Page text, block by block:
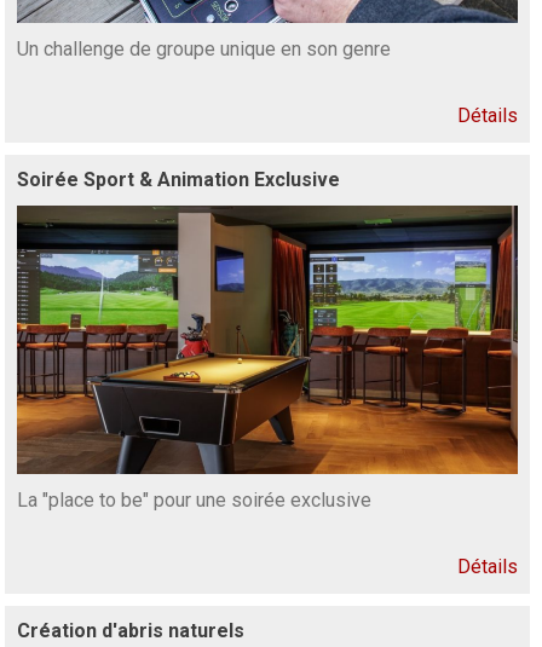
Un challenge de groupe unique en son genre
Détails
Soirée Sport & Animation Exclusive
La "place to be" pour une soirée exclusive
Détails
Création d'abris naturels